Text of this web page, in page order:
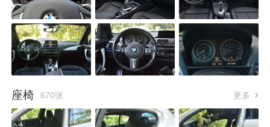
座椅 670张 更多